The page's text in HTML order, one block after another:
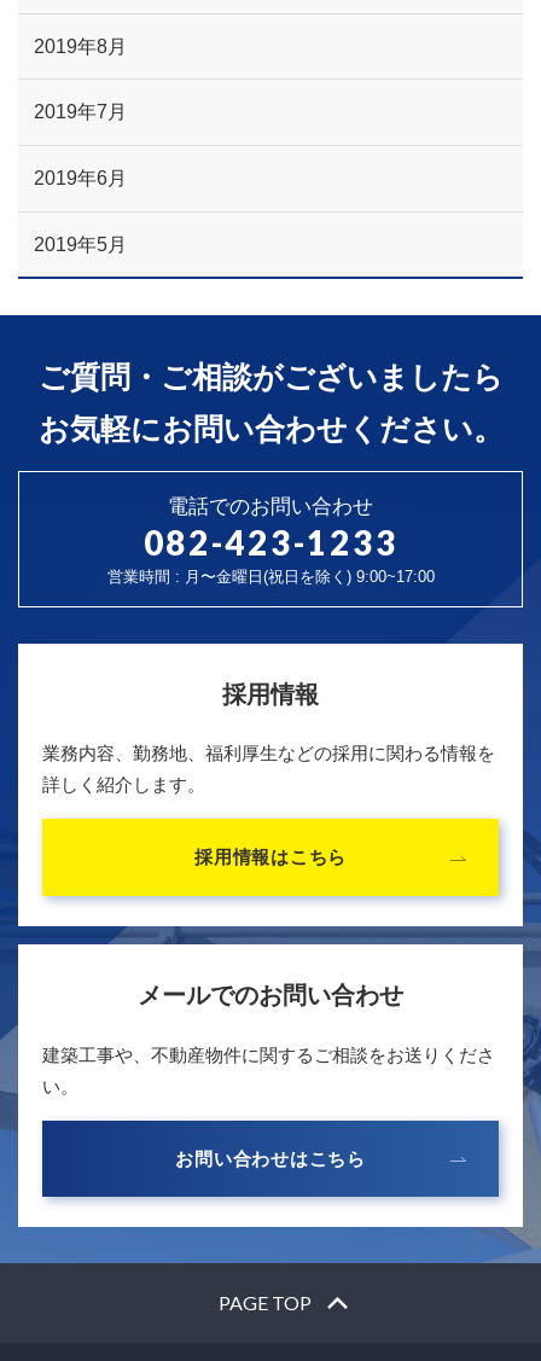
2019年8月
2019年7月
2019年6月
2019年5月
ご質問・ご相談がございましたら
お気軽にお問い合わせください。
電話でのお問い合わせ
082-423-1233
営業時間 : 月〜金曜日(祝日を除く) 9:00~17:00
採用情報
業務内容、勤務地、福利厚生などの採用に関わる情報を
詳しく紹介します。
採用情報はこちら
メールでのお問い合わせ
建築工事や、不動産物件に関するご相談をお送りくださ
い。
お問い合わせはこちら
PAGE TOP